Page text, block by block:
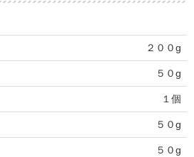
２００g
５０g
１個
５０g
５０g